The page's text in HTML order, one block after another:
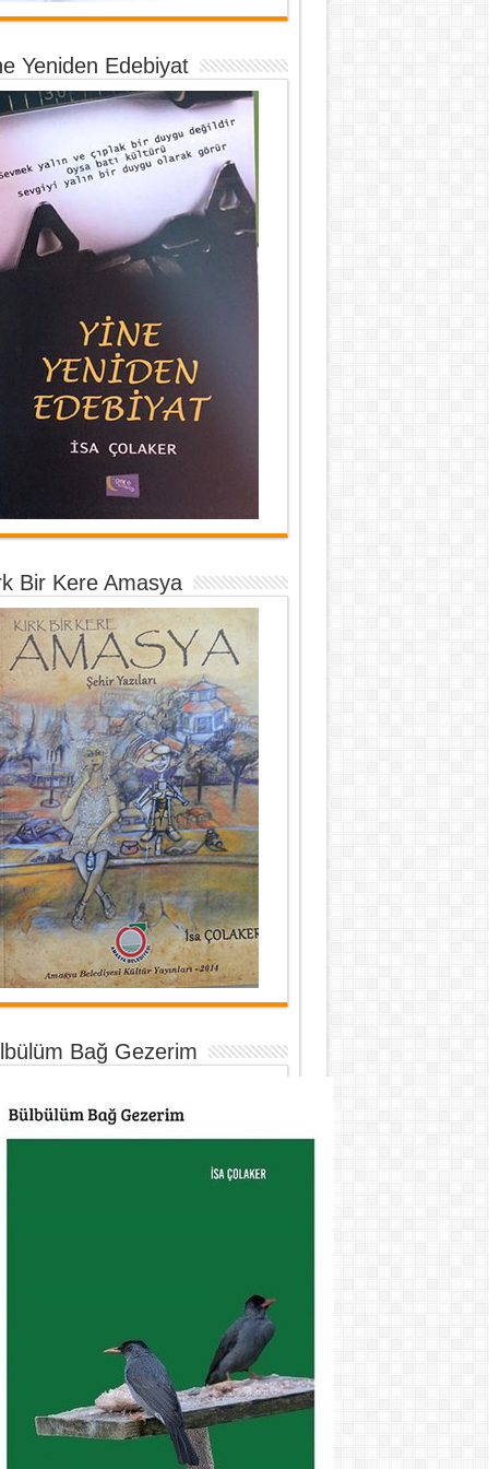
Yeniden Edebiyat
Bir Kere Amasya
Bağ Gezerim